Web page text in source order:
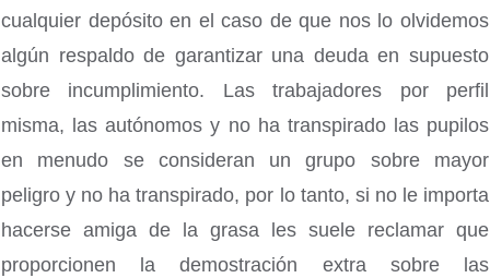
cualquier depósito en el caso de que nos lo olvidemos
algún respaldo de garantizar una deuda en supuesto
sobre incumplimiento. Las trabajadores por perfil
misma, las autónomos y no ha transpirado las pupilos
en menudo se consideran un grupo sobre mayor
peligro y no ha transpirado, por lo tanto, si no le importa
hacerse amiga de la grasa les suele reclamar que
proporcionen la demostración extra sobre las